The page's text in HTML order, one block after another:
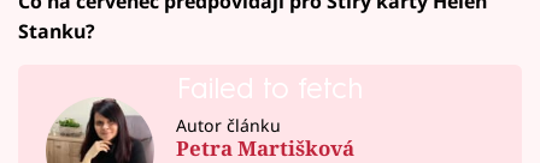
Stanku?
Failed to fetch
Autor článku
Petra Martišková